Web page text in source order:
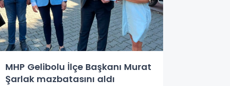
MHP Gelibolu İlçe Başkanı Murat
Şarlak mazbatasını aldı